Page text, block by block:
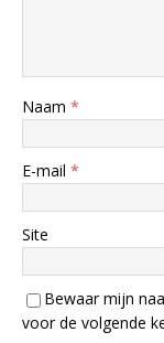
Naam *
E-mail *
Site
Bewaar mijn
voor de volgende